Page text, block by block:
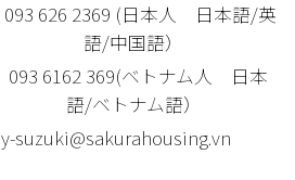
093 626 2369 (日本人 日本語/英
語/中国語）
093 6162 369(ベトナム人 日本
語/ベトナム語）
y-suzuki@sakurahousing.vn